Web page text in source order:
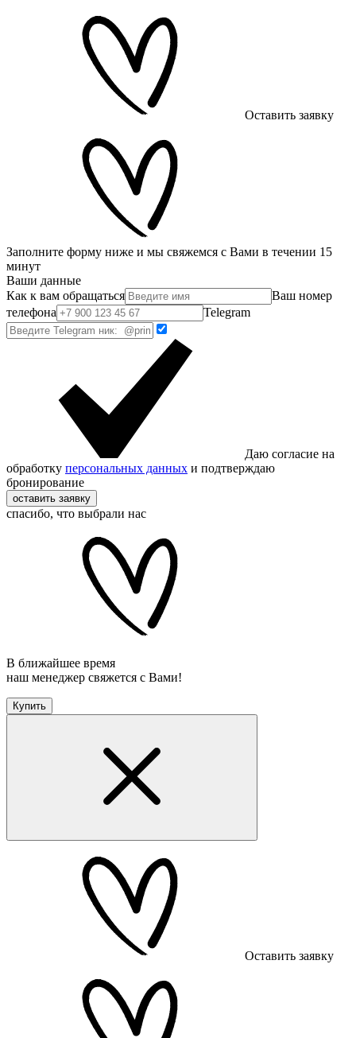
Оставить заявку
Заполните форму ниже и мы свяжемся с Вами в течении 15
минут
Ваши данные
Как к вам обращаться
Ваш номер
телефона
Telegram
Даю согласие на
обработку персональных данных и подтверждаю
бронирование
оставить заявку
спасибо, что выбрали нас
В ближайшее время
наш менеджер свяжется с Вами!
Купить
Оставить заявку